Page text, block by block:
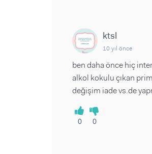
ktsl
10 yıl önce
ben daha önce hiç
alkol kokulu çıkan
değişim iade vs.de
0 0